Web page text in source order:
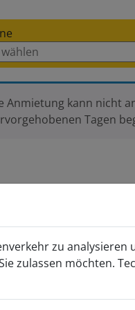
Anmietung kann nicht
Tagen
Das Heckteil der
manuelle
Entladen zu
von Daltec
zu analysieren
zulassen möchten.